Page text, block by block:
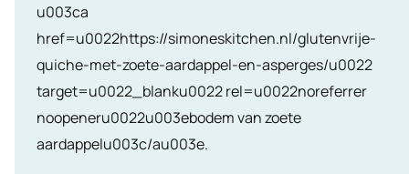
u003ca
href=u0022https://simoneskitchen.nl/glutenvrije-
quiche-met-zoete-aardappel-en-asperges/u0022
target=u0022_blanku0022 rel=u0022noreferrer
noopeneru0022u003ebodem van zoete
aardappelu003c/au003e.